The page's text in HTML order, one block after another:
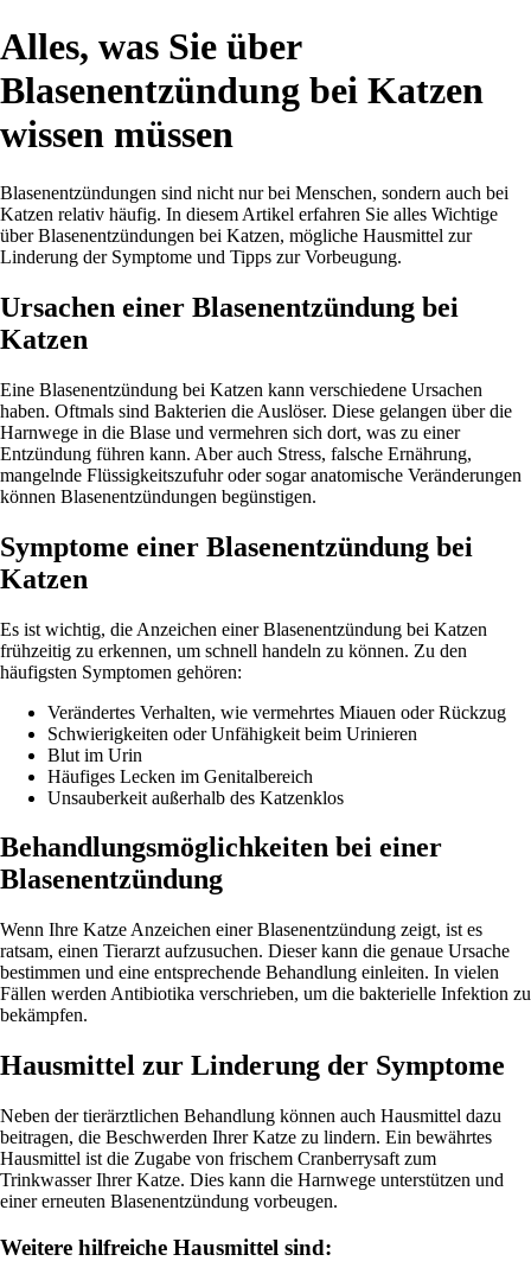
Alles, was Sie über
Blasenentzündung bei Katzen
wissen müssen
Blasenentzündungen sind nicht nur bei Menschen, sondern auch bei
Katzen relativ häufig. In diesem Artikel erfahren Sie alles Wichtige
über Blasenentzündungen bei Katzen, mögliche Hausmittel zur
Linderung der Symptome und Tipps zur Vorbeugung.
Ursachen einer Blasenentzündung bei
Katzen
Eine Blasenentzündung bei Katzen kann verschiedene Ursachen
haben. Oftmals sind Bakterien die Auslöser. Diese gelangen über die
Harnwege in die Blase und vermehren sich dort, was zu einer
Entzündung führen kann. Aber auch Stress, falsche Ernährung,
mangelnde Flüssigkeitszufuhr oder sogar anatomische Veränderungen
können Blasenentzündungen begünstigen.
Symptome einer Blasenentzündung bei
Katzen
Es ist wichtig, die Anzeichen einer Blasenentzündung bei Katzen
frühzeitig zu erkennen, um schnell handeln zu können. Zu den
häufigsten Symptomen gehören:
Verändertes Verhalten, wie vermehrtes Miauen oder Rückzug
Schwierigkeiten oder Unfähigkeit beim Urinieren
Blut im Urin
Häufiges Lecken im Genitalbereich
Unsauberkeit außerhalb des Katzenklos
Behandlungsmöglichkeiten bei einer
Blasenentzündung
Wenn Ihre Katze Anzeichen einer Blasenentzündung zeigt, ist es
ratsam, einen Tierarzt aufzusuchen. Dieser kann die genaue Ursache
bestimmen und eine entsprechende Behandlung einleiten. In vielen
Fällen werden Antibiotika verschrieben, um die bakterielle Infektion zu
bekämpfen.
Hausmittel zur Linderung der Symptome
Neben der tierärztlichen Behandlung können auch Hausmittel dazu
beitragen, die Beschwerden Ihrer Katze zu lindern. Ein bewährtes
Hausmittel ist die Zugabe von frischem Cranberrysaft zum
Trinkwasser Ihrer Katze. Dies kann die Harnwege unterstützen und
einer erneuten Blasenentzündung vorbeugen.
Weitere hilfreiche Hausmittel sind: